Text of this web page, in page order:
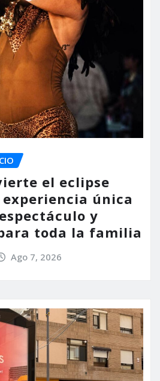
el eclipse
única
y
toda la familia
Ago 7, 2026